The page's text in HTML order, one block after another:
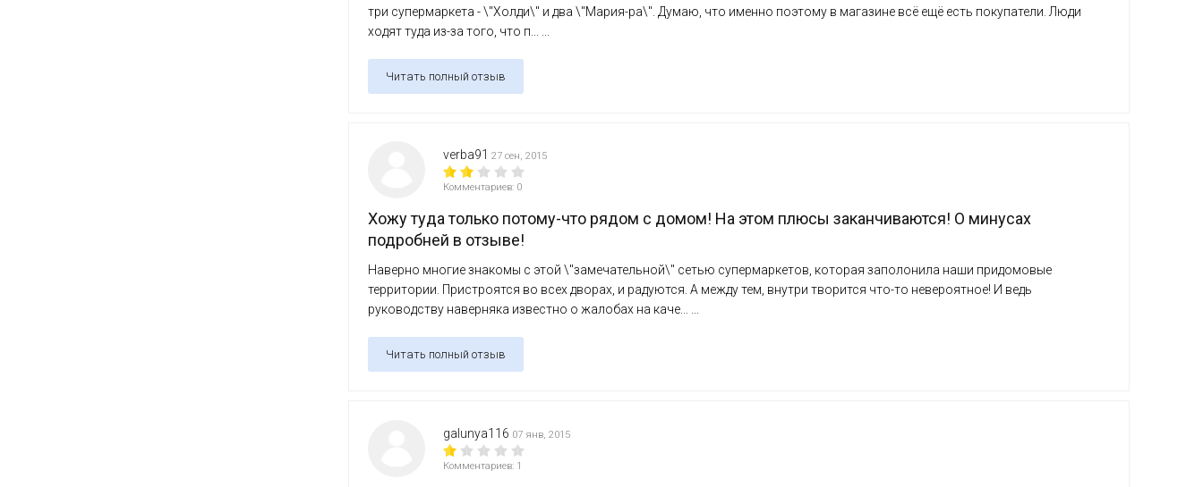
три супермаркета - \"Холди\" и два \"Мария-ра\". Думаю, что именно поэтому в магазине всё ещё есть покупатели. Люди
ходят туда из-за того, что п... ...
Читать полный отзыв
verba91 27 сен, 2015
Комментариев: 0
Хожу туда только потому-что рядом с домом! На этом плюсы заканчиваются! О минусах
подробней в отзыве!
Наверно многие знакомы с этой \"замечательной\" сетью супермаркетов, которая заполонила наши придомовые
территории. Пристроятся во всех дворах, и радуются. А между тем, внутри творится что-то невероятное! И ведь
руководству наверняка известно о жалобах на каче... ...
Читать полный отзыв
galunya116 07 янв, 2015
Комментариев: 1